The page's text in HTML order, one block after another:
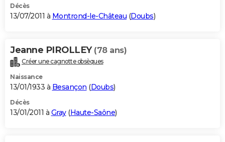
Décès
13/07/2011 à Montrond-le-Château (Doubs)
Jeanne PIROLLEY (78 ans)
Créer une cagnotte obsèques
Naissance
13/01/1933 à Besançon (Doubs)
Décès
13/01/2011 à Gray(Haute-Saône)